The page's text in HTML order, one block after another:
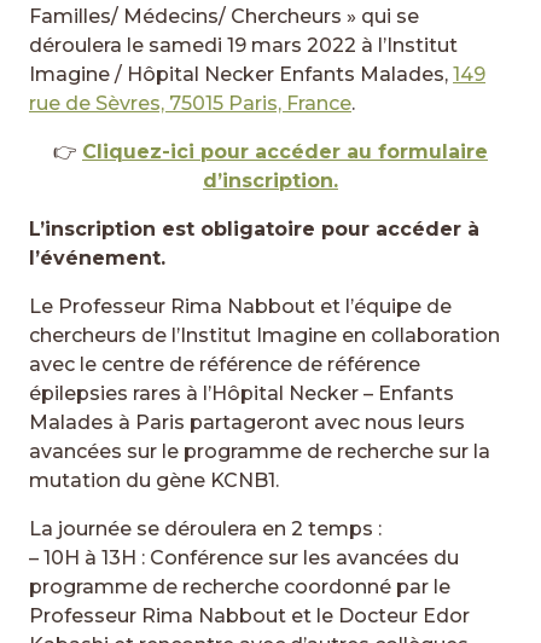
Familles/ Médecins/ Chercheurs » qui se
déroulera le samedi 19 mars 2022 à l’Institut
Imagine / Hôpital Necker Enfants Malades, 149
rue de Sèvres, 75015 Paris, France.
👉 Cliquez-ici pour accéder au formulaire
d’inscription.
L’inscription est obligatoire pour accéder à
l’événement.
Le Professeur Rima Nabbout et l’équipe de
chercheurs de l’Institut Imagine en collaboration
avec le centre de référence de référence
épilepsies rares à l’Hôpital Necker – Enfants
Malades à Paris partageront avec nous leurs
avancées sur le programme de recherche sur la
mutation du gène KCNB1.
La journée se déroulera en 2 temps :
– 10H à 13H : Conférence sur les avancées du
programme de recherche coordonné par le
Professeur Rima Nabbout et le Docteur Edor